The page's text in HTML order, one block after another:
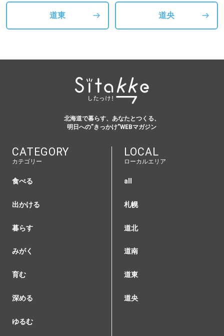
道東 道央
北海道で暮らす、あなたとつくる、
明日への”きっかけ”WEBマガジン
CATEGORY
カテゴリー
食べる
出かける
暮らす
みがく
育む
深める
ゆるむ
LOCAL
ローカルエリア
all
札幌
道北
道南
道東
道央